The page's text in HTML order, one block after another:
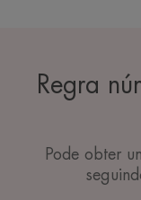
Regra
Pode obter